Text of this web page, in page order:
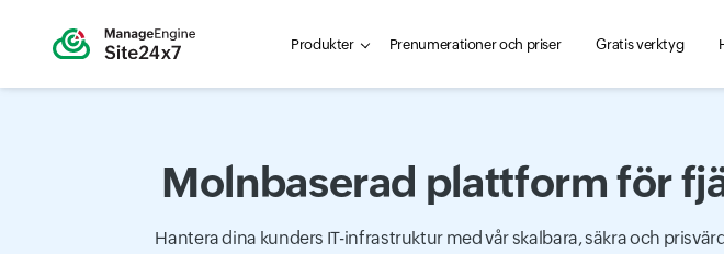
Produkter Prenumerationer och priser Gratis verktyg
Molnbaserad plattform för
Hantera dina kunders IT-infrastruktur med vår skalbara, säkra och